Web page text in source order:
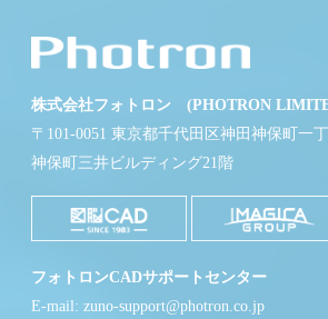
株式会社フォトロン (PHOTRON
〒101-0051 東京都千代田区神田神保町一
神保町三井ビルディング21階
フォトロンCADサポートセンター
E-mail: zuno-support@photron.co.jp